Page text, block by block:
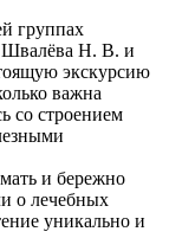
группах
Швалёва Н. В. и
экскурсию
важна
со строением
и бережно
о лечебных
уникально и